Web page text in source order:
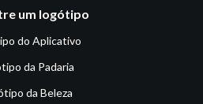
um logótipo
do Aplicativo
da Padaria
da Beleza